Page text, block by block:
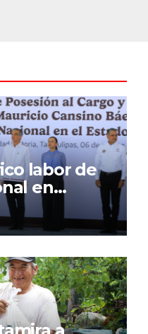
labor de
en
a